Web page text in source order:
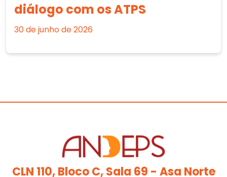
diálogo com os ATPS
30 de junho de 2026
CLN 110, Bloco C, Sala 69 - Asa Norte